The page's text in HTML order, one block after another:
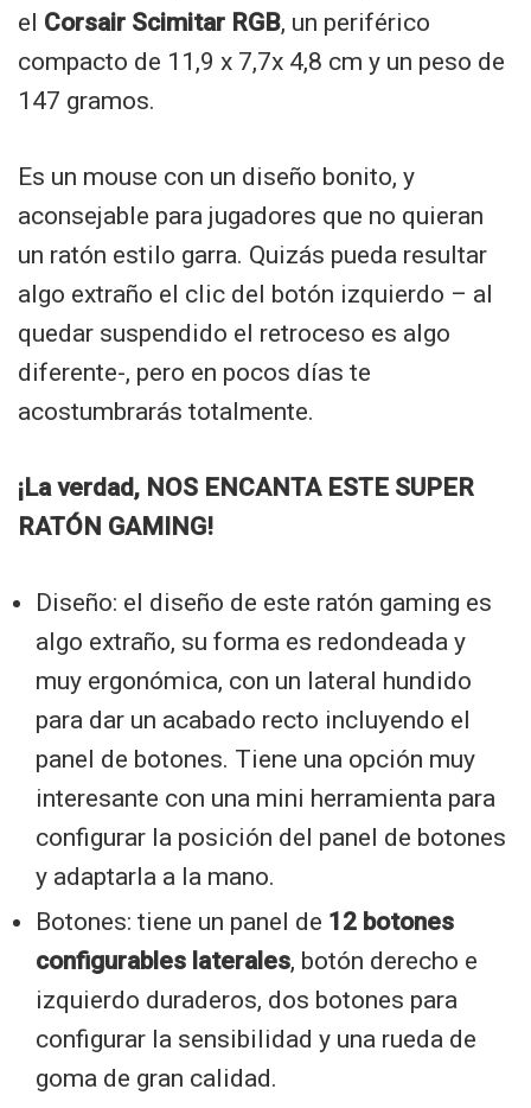
el Corsair Scimitar RGB, un periférico
compacto de 11,9 x 7,7x 4,8 cm y un peso de
147 gramos.
Es un mouse con un diseño bonito, y
aconsejable para jugadores que no quieran
un ratón estilo garra. Quizás pueda resultar
algo extraño el clic del botón izquierdo – al
quedar suspendido el retroceso es algo
diferente-, pero en pocos días te
acostumbrarás totalmente.
¡La verdad, NOS ENCANTA ESTE SUPER
RATÓN GAMING!
Diseño: el diseño de este ratón gaming es
algo extraño, su forma es redondeada y
muy ergonómica, con un lateral hundido
para dar un acabado recto incluyendo el
panel de botones. Tiene una opción muy
interesante con una mini herramienta para
configurar la posición del panel de botones
y adaptarla a la mano.
Botones: tiene un panel de 12 botones
configurables laterales, botón derecho e
izquierdo duraderos, dos botones para
configurar la sensibilidad y una rueda de
goma de gran calidad.